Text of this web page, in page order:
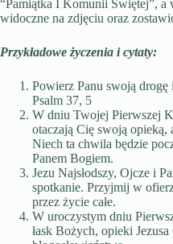
“Pamiątka I Komunii Świętej”, a
widoczne na zdjęciu oraz
Przykładowe życzenia i cytaty:
Powierz Panu swoją drogę
Psalm 37, 5
W dniu Twojej Pierwszej
otaczają Cię swoją opieką,
Niech ta chwila będzie
Panem Bogiem.
Jezu Najsłodszy, Ojcze i
spotkanie. Przyjmij w
przez życie całe.
W uroczystym dniu
łask Bożych, opieki